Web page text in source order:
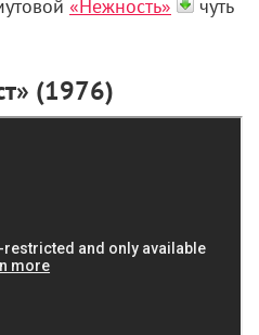
«Нежность»
чуть
(1976)